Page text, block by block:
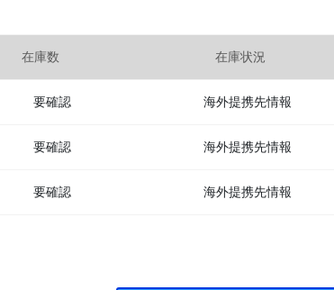
在庫数 在庫状況
要確認 海外提携先情報
要確認 海外提携先情報
要確認 海外提携先情報